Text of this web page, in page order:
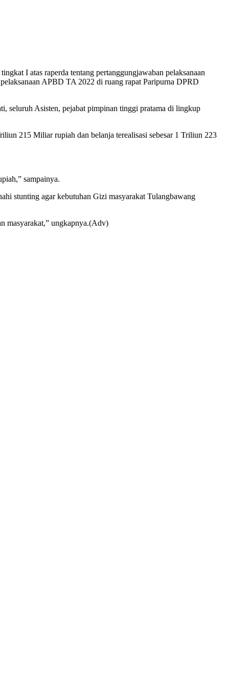
I atas raperda tentang pertanggungjawaban pelaksanaan
APBD TA 2022 di ruang rapat Paripurna DPRD
seluruh Asisten, pejabat pimpinan tinggi pratama di lingkup
215 Miliar rupiah dan belanja terealisasi sebesar 1 Triliun 223
sampainya.
stunting agar kebutuhan Gizi masyarakat Tulangbawang
masyarakat,” ungkapnya.(Adv)